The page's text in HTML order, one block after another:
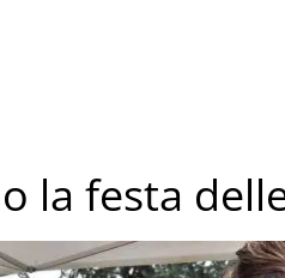
la festa